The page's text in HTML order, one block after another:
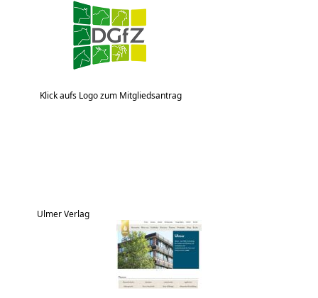
Klick aufs Logo zum Mitgliedsantrag
Ulmer Verlag